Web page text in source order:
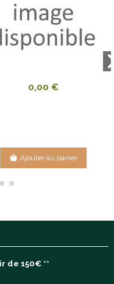
0,00 €
Ajouter au panier
de 150€ **